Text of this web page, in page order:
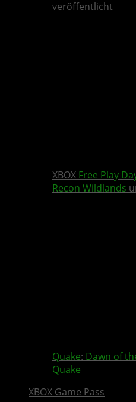
veröffentlicht
XBOX Free Play
Recon Wildlands
Quake: Dawn of
Quake
XBOX Game Pass